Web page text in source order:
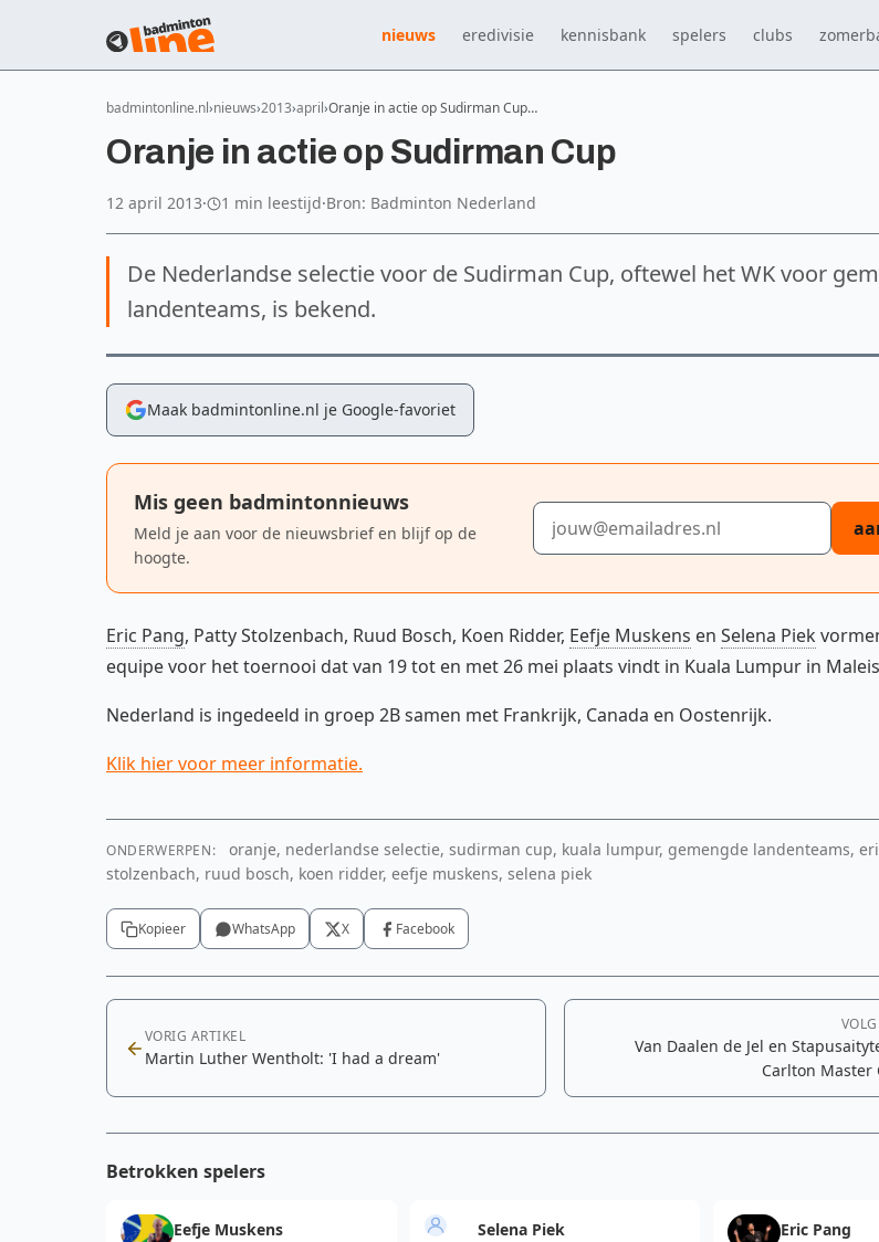
nieuws eredivisie kennisbank spelers clubs
badmintonline.nl nieuws 2013 april Oranje in actie op Sudirman Cup…
Oranje in actie op Sudirman Cup
12 april 2013· 1 min leestijd·Bron: Badminton Nederland
De Nederlandse selectie voor de Sudirman Cup, oftewel het WK voor
landenteams, is bekend.
Maak badmintonline.nl je Google-favoriet
Mis geen badmintonnieuws
Meld je aan voor de nieuwsbrief en blijf op de
hoogte.
E-mailadres
Eric Pang, Patty Stolzenbach, Ruud Bosch, Koen Ridder, Eefje Muskens en Selena Piek
equipe voor het toernooi dat van 19 tot en met 26 mei plaats vindt in Kuala Lumpur in
Nederland is ingedeeld in groep 2B samen met Frankrijk, Canada en Oostenrijk.
Klik hier voor meer informatie.
ONDERWERPEN:
oranje, nederlandse selectie, sudirman cup, kuala lumpur, gemengde landenteams,
stolzenbach, ruud bosch, koen ridder, eefje muskens, selena piek
Kopieer WhatsApp X Facebook
VORIG ARTIKEL
Martin Luther Wentholt: 'I had a dream'
Van Daalen de Jel en
Carlton Master
Betrokken spelers
Eefje Muskens Selena Piek Eric Pang